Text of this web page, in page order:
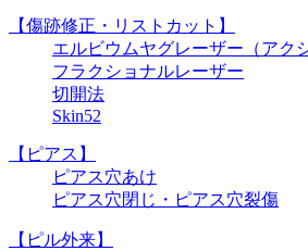
【傷跡修正・リストカット】
エルビウムヤグレーザー（アク
フラクショナルレーザー
切開法
Skin52
【ピアス】
ピアス穴あけ
ピアス穴閉じ・ピアス穴裂傷
【ピル外来】